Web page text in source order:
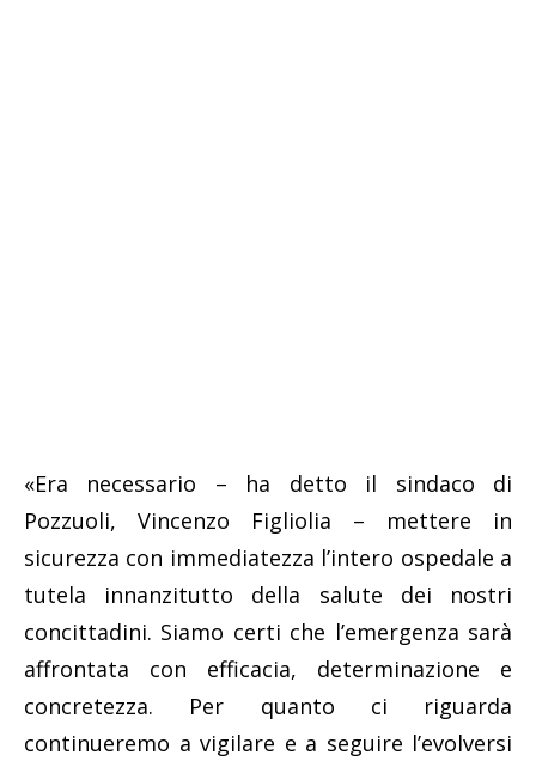
«Era necessario – ha detto il sindaco di
Pozzuoli, Vincenzo Figliolia – mettere in
sicurezza con immediatezza l’intero ospedale a
tutela innanzitutto della salute dei nostri
concittadini. Siamo certi che l’emergenza sarà
affrontata con efficacia, determinazione e
concretezza. Per quanto ci riguarda
continueremo a vigilare e a seguire l’evolversi